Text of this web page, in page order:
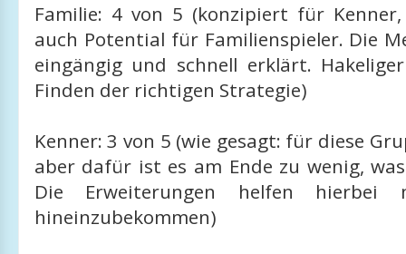
Familie: 4 von 5 (konzipiert für
auch Potential für Familienspieler. Die
eingängig und schnell erklärt.
Finden der richtigen Strategie)
Kenner: 3 von 5 (wie gesagt: für diese
aber dafür ist es am Ende zu wenig,
Die Erweiterungen helfen hierbei
hineinzubekommen)